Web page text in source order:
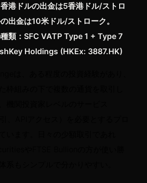
港ドルの出金は5香港ドル/ストロ
出金は10米ドル/ストローク。
類：SFC VATP Type 1 + Type 7
Holdings (HKEx: 3887.HK)